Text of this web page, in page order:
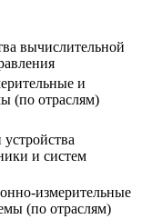
вычислительной
и
(по отраслям)
и систем
измерительные
(по отраслям)